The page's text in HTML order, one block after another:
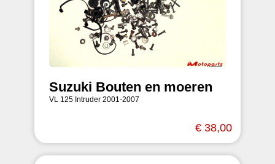
Suzuki Bouten en moeren
VL 125 Intruder 2001-2007
€ 38,00